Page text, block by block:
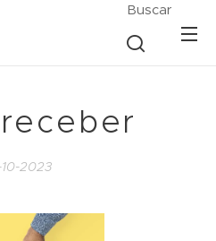
Buscar
2023